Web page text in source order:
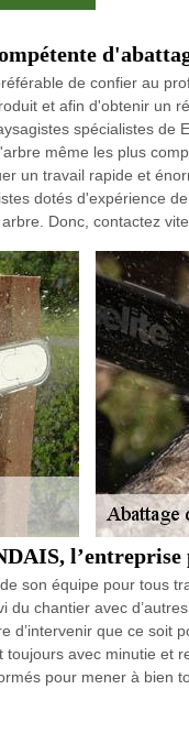
de confier au
et afin d'obtenir un
spécialistes de
même les plus
un travail rapide et
dotés d'expérience
Donc, contactez vite
l’entreprise
son équipe pour tous
chantier avec
d’intervenir que ce soit
avec minutie et
pour mener à bien